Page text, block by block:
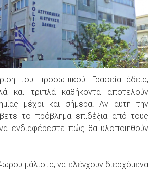
του προσωπικού. Γραφεία άδεια,
και τριπλά καθήκοντα αποτελούν
μέχρι και σήμερα. Αν αυτή την
το πρόβλημα επιδέξια από τους
ενδιαφέρεστε πώς θα υλοποιηθούν
μάλιστα, να ελέγχουν διερχόμενα